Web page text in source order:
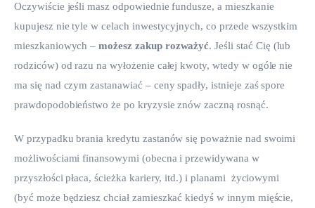
Oczywiście jeśli masz odpowiednie fundusze, a mieszkanie
kupujesz nie tyle w celach inwestycyjnych, co przede wszystkim
mieszkaniowych – możesz zakup rozważyć. Jeśli stać Cię (lub
rodziców) od razu na wyłożenie całej kwoty, wtedy w ogóle nie
ma się nad czym zastanawiać – ceny spadły, istnieje zaś spore
prawdopodobieństwo że po kryzysie znów zaczną rosnąć.
W przypadku brania kredytu zastanów się poważnie nad swoimi
możliwościami finansowymi (obecna i przewidywana w
przyszłości płaca, ścieżka kariery, itd.) i planami  życiowymi
(być może będziesz chciał zamieszkać kiedyś w innym mięście,